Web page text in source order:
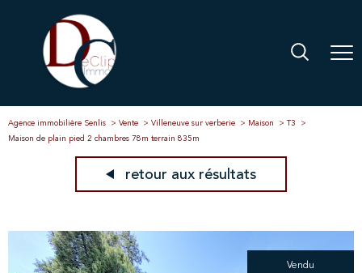
Agence immobilière Senlis Vente Villeneuve sur verberie Maison
T3
Maison de plain pied 2 chambres 78m terrain 835m
retour aux résultats
Vendu